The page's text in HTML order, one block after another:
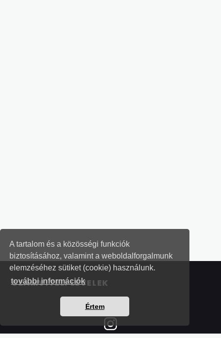
A tartalom és a közösségi funkciók
biztosításához, valamint a weboldalforgalmunk
elemzéséhez sütiket (cookie) használunk.
további információk
Értem
SZÁMVITELI LEVELEK